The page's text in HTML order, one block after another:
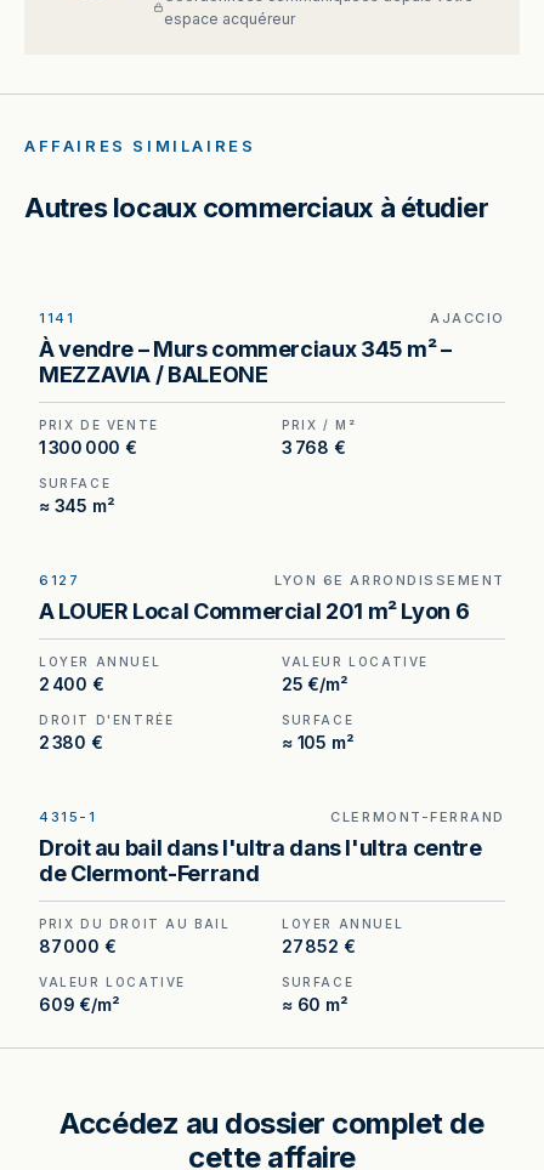
espace acquéreur
AFFAIRES SIMILAIRES
Autres locaux commerciaux à étudier
Local commercial à vendre à Ajaccio, au prix de 1
300 000 €. (Honoraires à la charge du cédant).
1141 AJACCIO
À vendre – Murs commerciaux 345 m² –
MEZZAVIA / BALEONE
PRIX DE VENTE
1 300 000 €
PRIX / M²
3 768 €
SURFACE
≈ 345 m²
Local commercial de 196 m² à louer à Lyon 6e —
13 rue Vendôme, adresse de prestige, niveau de
6127 LYON 6E ARRONDISSEMENT
A LOUER Local Commercial 201 m² Lyon 6
LOYER ANNUEL
2 400 €
VALEUR LOCATIVE
25 €/m²
DROIT D'ENTRÉE
2 380 €
SURFACE
≈ 105 m²
Droit au bail à vendre à Clermont-Ferrand, au prix
de 87 000 €. (Honoraires à la charge de
l'acquéreur : 7 000 €).
4315-1 CLERMONT-FERRAND
Droit au bail dans l'ultra dans l'ultra centre
de Clermont-Ferrand
PRIX DU DROIT AU BAIL
87 000 €
LOYER ANNUEL
27 852 €
VALEUR LOCATIVE
609 €/m²
SURFACE
≈ 60 m²
Accédez au dossier complet de
cette affaire